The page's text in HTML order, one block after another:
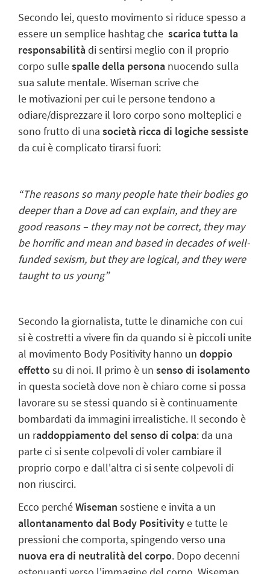
Secondo lei, questo movimento si riduce spesso a
essere un semplice hashtag che scarica tutta la
responsabilitàdi sentirsi meglio con il proprio
corpo sullespalle della persona nuocendo sulla
sua salute mentale. Wiseman scrive che
le motivazioni per cui le persone tendono a
odiare/disprezzare il loro corpo sono molteplici e
sono frutto di una società ricca di logiche sessiste
da cui è complicato tirarsi fuori:
“The reasons so many people hate their bodies go
deeper than a Dove ad can explain, and they are
good reasons – they may not be correct, they may
be horrific and mean and based in decades of well-
funded sexism, but they are logical, and they were
taught to us young”
Secondo la giornalista, tutte le dinamiche con cui
si è costretti a vivere fin da quando si è piccoli unite
al movimento Body Positivity hanno un doppio
effettosu di noi. Il primo è un senso di isolamento
in questa società dove non è chiaro come si possa
lavorare su se stessi quando si è continuamente
bombardati da immagini irrealistiche. Il secondo è
un raddoppiamento del senso di colpa: da una
parte ci si sente colpevoli di voler cambiare il
proprio corpo e dall'altra ci si sente colpevoli di
non riuscirci.
Ecco perchéWiseman sostiene e invita a un
allontanamento dal Body Positivitye tutte le
pressioni che comporta, spingendo verso una
nuova era di neutralità del corpo. Dopo decenni